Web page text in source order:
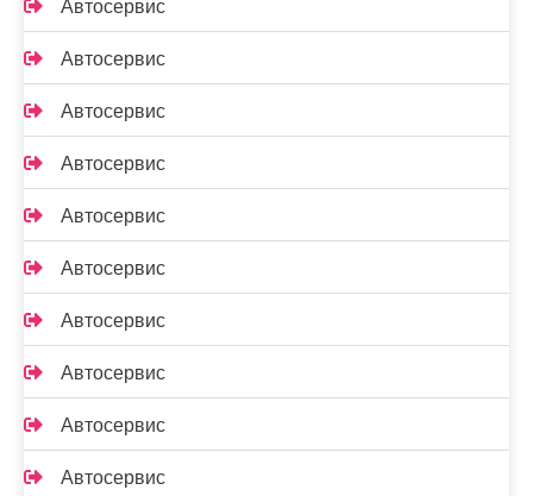
Автосервис
Автосервис
Автосервис
Автосервис
Автосервис
Автосервис
Автосервис
Автосервис
Автосервис
Автосервис